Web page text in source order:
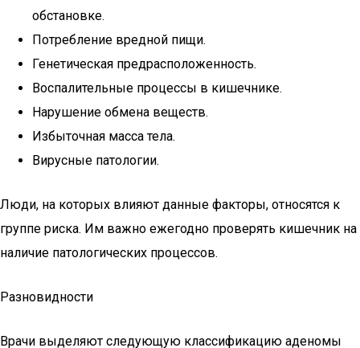
обстановке.
Потребление вредной пищи.
Генетическая предрасположенность.
Воспалительные процессы в кишечнике.
Нарушение обмена веществ.
Избыточная масса тела.
Вирусные патологии.
Люди, на которых влияют данные факторы, относятся к
группе риска. Им важно ежегодно проверять кишечник на
наличие патологических процессов.
Разновидности
Врачи выделяют следующую классификацию аденомы